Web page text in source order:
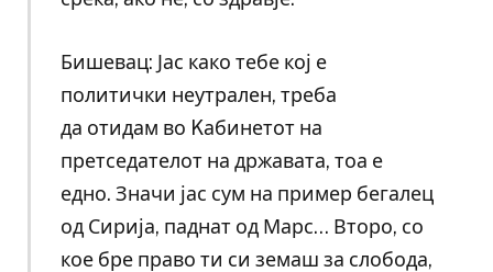
Бишевац: Јас како тебе кој е
политички неутрален, треба
да отидам во Kабинетот на
претседателот на државата, тоа е
едно. Значи јас сум на пример бегалец
од Сирија, паднат од Марс… Второ, со
кое бре право ти си земаш за слобода,